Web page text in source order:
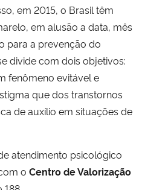
em 2015, o Brasil têm
em alusão a data, mês
para a prevenção do
divide com dois objetivos:
fenômeno evitável e
que dos transtornos
de auxílio em situações de
atendimento psicológico
o Centro de Valorização